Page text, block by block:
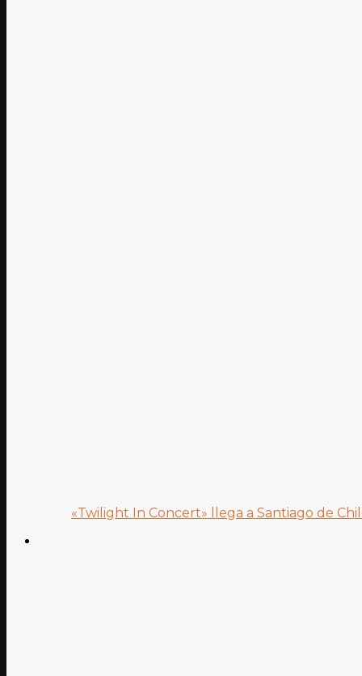
«Twilight In Concert» llega a Santiago de